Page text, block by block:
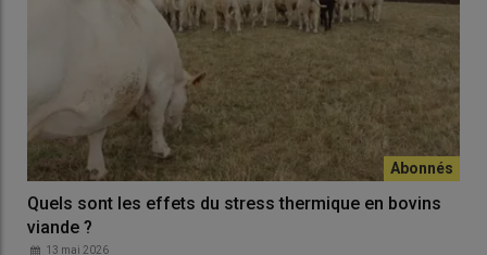
Quels sont les effets du stress thermique en bovins
viande ?
13 mai 2026